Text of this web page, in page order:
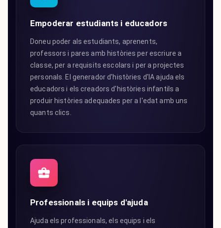
Empoderar estudiants i educadors
Doneu poder als estudiants, aprenents,
professors i pares amb històries per escriure a
classe, per a requisits escolars i per a projectes
personals. El generador d'històries d'IA ajuda els
educadors i els creadors d'històries infantils a
produir històries adequades per a l'edat amb uns
quants clics.
Professionals i equips d'ajuda
Ajuda els professionals, els equips i els